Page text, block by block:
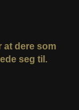
at dere som
seg til.